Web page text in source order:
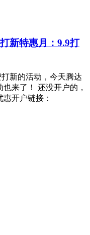
新特惠月：9.9打
新的活动，今天腾达
来了！ 还没开户的，
开户链接：